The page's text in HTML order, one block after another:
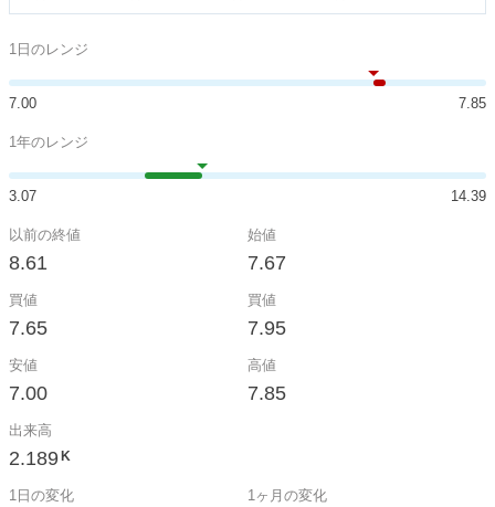
1日のレンジ
7.00 7.85
1年のレンジ
3.07 14.39
以前の終値
8.61
始値
7.67
買値
7.65
買値
7.95
安値
7.00
高値
7.85
出来高
2.189 K
1日の変化 1ヶ月の変化